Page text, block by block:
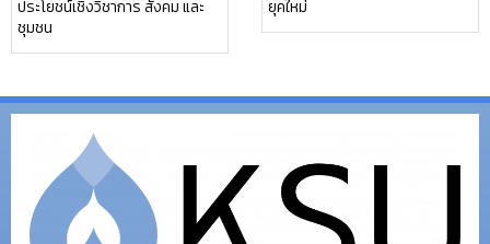
ประโยชน์เชิงวิชาการ สังคม และ
ชุมชน
ยุคใหม่